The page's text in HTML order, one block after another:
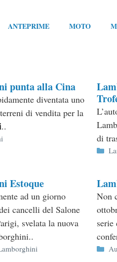
ANTEPRIME MOTO
punta alla Cina
diventata uno
di vendita per la
..
di
Estoque
ad un giorno
cancelli del Salone
svelata la nuova
Non